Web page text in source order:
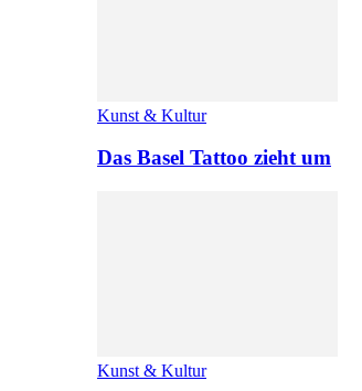
Kunst & Kultur
Das Basel Tattoo zieht um
Kunst & Kultur